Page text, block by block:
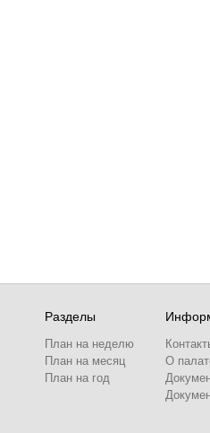
Разделы
План на неделю
План на месяц
План на год
О